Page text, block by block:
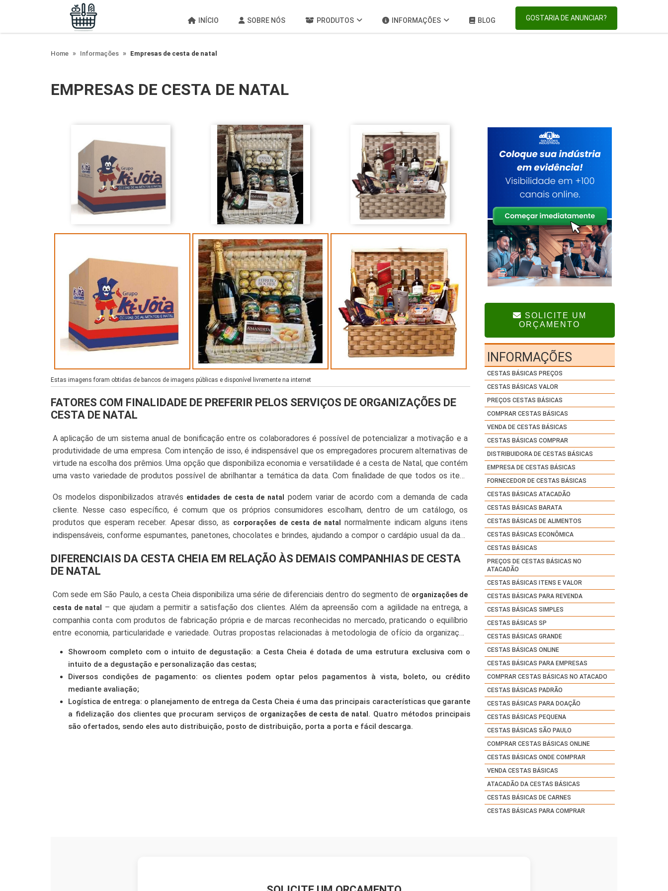
INÍCIO SOBRE NÓS PRODUTOS INFORMAÇÕES BLOG GOSTARIA DE ANUNCIAR?
Home Informações Empresas de cesta de natal
EMPRESAS DE CESTA DE NATAL
Estas imagens foram obtidas de bancos de imagens públicas e disponível livremente na internet
FATORES COM FINALIDADE DE PREFERIR PELOS SERVIÇOS DE ORGANIZAÇÕES DE
CESTA DE NATAL
A aplicação de um sistema anual de bonificação entre os colaboradores é possível de potencializar a motivação e a
produtividade de uma empresa. Com intenção de isso, é indispensável que os empregadores procurem alternativas de
virtude na escolha dos prêmios. Uma opção que disponibiliza economia e versatilidade é a cesta de Natal, que contém
uma vasto variedade de produtos possível de abrilhantar a temática da data. Com finalidade de que todos os itens
respectivos segmentos, conforme o trabalho seja desempenhado através companhias de cesta de natal.
Os modelos disponibilizados através entidades de cesta de natal
podem variar de acordo com a demanda de cada
cliente. Nesse caso específico, é comum que os próprios consumidores escolham, dentro de um catálogo, os
produtos que esperam receber. Apesar disso, as corporações de cesta de natal
normalmente indicam alguns itens
indispensáveis, conforme espumantes, panetones, chocolates e brindes, ajudando a compor o cardápio usual da data
DIFERENCIAIS DA CESTA CHEIA EM RELAÇÃO ÀS DEMAIS COMPANHIAS DE CESTA
DE NATAL
Com sede em São Paulo, a cesta Cheia disponibiliza uma série de diferenciais dentro do segmento de organizações de
cesta de natal
– que ajudam a permitir a satisfação dos clientes. Além da apreensão com a agilidade na entrega, a
companhia conta com produtos de fabricação própria e de marcas reconhecidas no mercado, praticando o equilíbrio
entre economia, particularidade e variedade. Outras propostas relacionadas à metodologia de ofício da organização
Showroom completo com o intuito de degustação: a Cesta Cheia é dotada de uma estrutura exclusiva com o
intuito de a degustação e personalização das cestas;
Diversos condições de pagamento: os clientes podem optar pelos pagamentos à vista, boleto, ou crédito
mediante avaliação;
Logística de entrega: o planejamento de entrega da Cesta Cheia é uma das principais características que garante
a fidelização dos clientes que procuram serviços de organizações de cesta de natal . Quatro métodos principais
são ofertados, sendo eles auto distribuição, posto de distribuição, porta a porta e fácil descarga.
ORÇAMENTO
INFORMAÇÕES
CESTAS BÁSICAS PREÇOS
CESTAS BÁSICAS VALOR
PREÇOS CESTAS BÁSICAS
COMPRAR CESTAS BÁSICAS
VENDA DE CESTAS BÁSICAS
CESTAS BÁSICAS COMPRAR
DISTRIBUIDORA DE CESTAS BÁSICAS
EMPRESA DE CESTAS BÁSICAS
FORNECEDOR DE CESTAS BÁSICAS
CESTAS BÁSICAS ATACADÃO
CESTAS BÁSICAS BARATA
CESTAS BÁSICAS DE ALIMENTOS
CESTAS BÁSICAS ECONÔMICA
CESTAS BÁSICAS
PREÇOS DE CESTAS BÁSICAS NO
ATACADÃO
CESTAS BÁSICAS ITENS E VALOR
CESTAS BÁSICAS PARA REVENDA
CESTAS BÁSICAS SIMPLES
CESTAS BÁSICAS SP
CESTAS BÁSICAS GRANDE
CESTAS BÁSICAS ONLINE
CESTAS BÁSICAS PARA EMPRESAS
COMPRAR CESTAS BÁSICAS NO ATACADO
CESTAS BÁSICAS PADRÃO
CESTAS BÁSICAS PARA DOAÇÃO
CESTAS BÁSICAS PEQUENA
CESTAS BÁSICAS SÃO PAULO
COMPRAR CESTAS BÁSICAS ONLINE
CESTAS BÁSICAS ONDE COMPRAR
VENDA CESTAS BÁSICAS
ATACADÃO DA CESTAS BÁSICAS
CESTAS BÁSICAS DE CARNES
CESTAS BÁSICAS PARA COMPRAR